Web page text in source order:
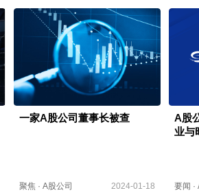
一家A股公司董事长被查
聚焦 · A股公司 2024-01-18
A股
业与
要闻 ·